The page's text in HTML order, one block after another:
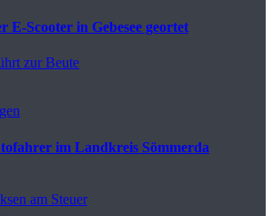
E-Scooter in Gebesee geortet
zur Beute
im Landkreis Sömmerda
am Steuer